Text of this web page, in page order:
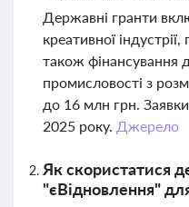
Державні гранти
креативної
також фінансування
промисловості з
до 16 млн грн.
2025 року. Джерело
Як скористатися
"єВідновлення"